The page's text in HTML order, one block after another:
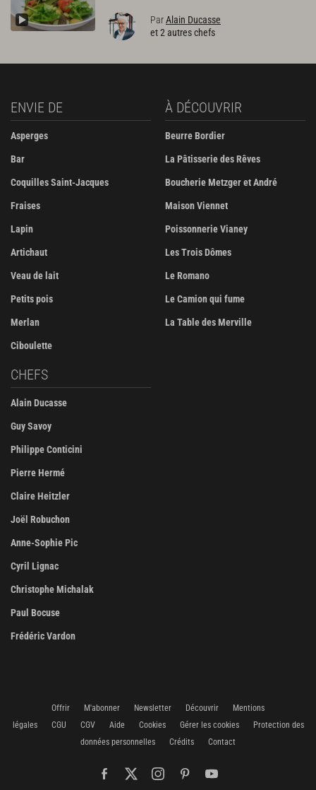
ParAlain Ducasse
et 2 autres chefs
ENVIE DE
Asperges
Bar
Coquilles Saint-Jacques
Fraises
Lapin
Artichaut
Veau de lait
Petits pois
Merlan
Ciboulette
À DÉCOUVRIR
Beurre Bordier
La Pâtisserie des Rêves
Boucherie Metzger et André
Maison Viennet
Poissonnerie Vianey
Les Trois Dômes
Le Romano
Le Camion qui fume
La Table des Merville
CHEFS
Alain Ducasse
Guy Savoy
Philippe Conticini
Pierre Hermé
Claire Heitzler
Joël Robuchon
Anne-Sophie Pic
Cyril Lignac
Christophe Michalak
Paul Bocuse
Frédéric Vardon
Offrir M'abonner Newsletter Découvrir
Mentions
légales
CGU CGV Aide Cookies Gérer les cookies
Protection des
données personnelles
Crédits Contact